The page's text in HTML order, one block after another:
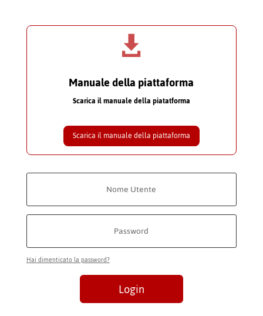

Manuale della piattaforma
Scarica il manuale della piatatforma
Scarica il manuale della piattaforma
Hai dimenticato la password?
Login